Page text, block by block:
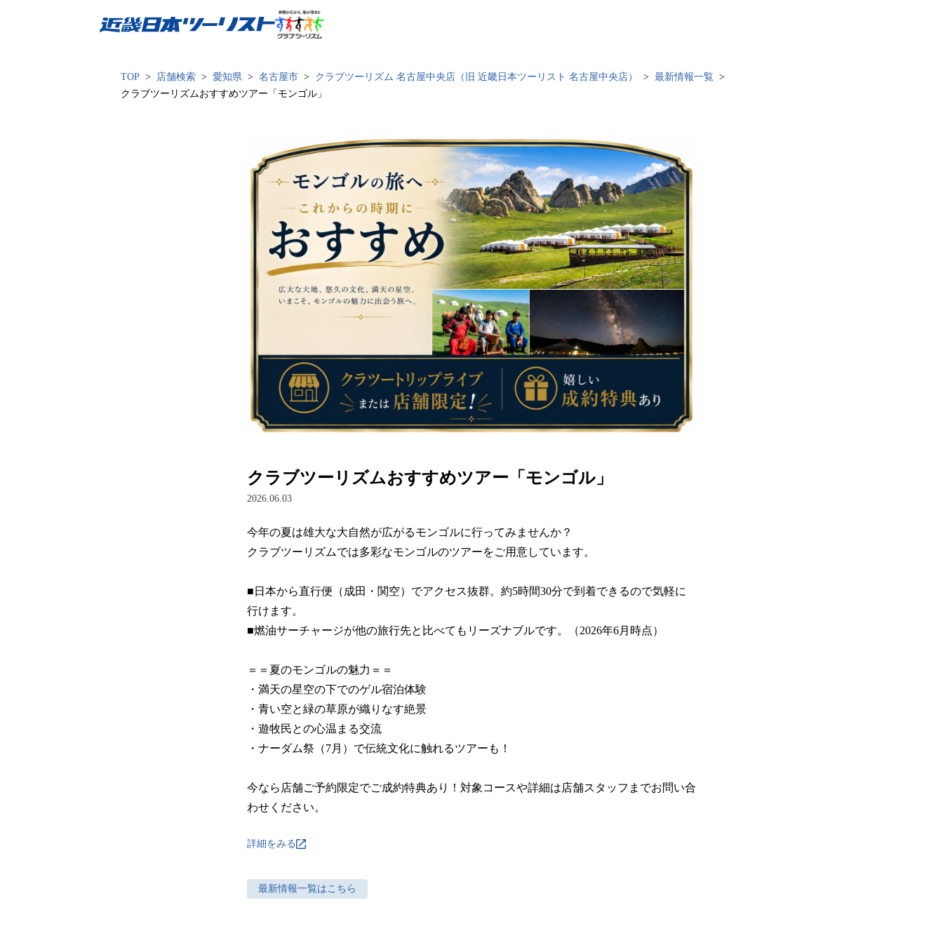
近畿日本ツーリスト
TOP 店舗検索 愛知県 名古屋市 クラブツーリズム 名古屋中央店（旧 近畿日本ツーリスト 名古屋中央店）
最新情報一覧
クラブツーリズムおすすめツアー「モンゴル」
クラブツーリズムおすすめツアー「モンゴル」
2026.06.03
今年の夏は雄大な大自然が広がるモンゴルに行ってみませんか？
クラブツーリズムでは多彩なモンゴルのツアーをご用意しています。
■日本から直行便（成田・関空）でアクセス抜群。約5時間30分で到着できるので気軽に
行けます。
■燃油サーチャージが他の旅行先と比べてもリーズナブルです。（2026年6月時点）
＝＝夏のモンゴルの魅力＝＝
・満天の星空の下でのゲル宿泊体験
・青い空と緑の草原が織りなす絶景
・遊牧民との心温まる交流
・ナーダム祭（7月）で伝統文化に触れるツアーも！
今なら店舗ご予約限定でご成約特典あり！対象コースや詳細は店舗スタッフまでお問い合
わせください。
詳細をみる
最新情報一覧はこちら